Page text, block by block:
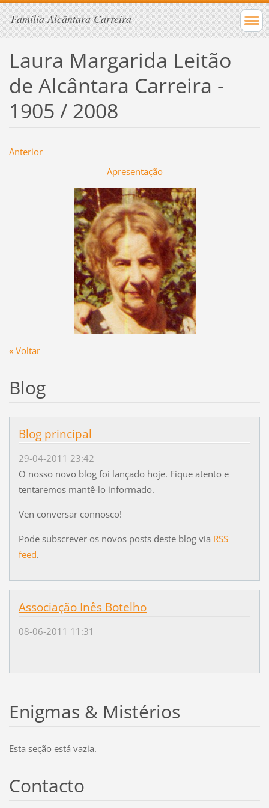
Família Alcântara Carreira
Laura Margarida Leitão
de Alcântara Carreira -
1905 / 2008
Anterior
Apresentação
« Voltar
Blog
Blog principal
29-04-2011 23:42
O nosso novo blog foi lançado hoje. Fique atento e
tentaremos mantê-lo informado.
Ven conversar connosco!
Pode subscrever os novos posts deste blog via RSS
feed.
Associação Inês Botelho
08-06-2011 11:31
Enigmas & Mistérios
Esta seção está vazia.
Contacto